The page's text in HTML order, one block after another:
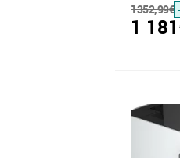
1352,99€
1 181